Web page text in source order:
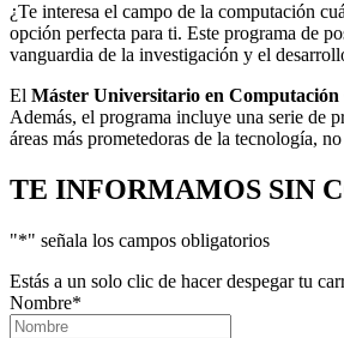
¿Te interesa el campo de la computación
opción perfecta para ti. Este programa de
vanguardia de la investigación y el
El Máster Universitario en
Además, el programa incluye una serie de
áreas más prometedoras de la tecnología,
TE INFORMAMOS SIN
"*" señala los campos obligatorios
Estás a un solo clic de hacer despegar tu
Nombre*